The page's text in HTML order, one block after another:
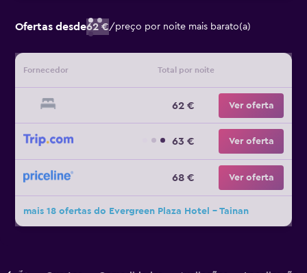
Ofertas desde62 €/preço por noite mais barato(a)
Fornecedor Total por noite
62 € Ver oferta
63 € Ver oferta
68 € Ver oferta
mais 18 ofertas do Evergreen Plaza Hotel - Tainan